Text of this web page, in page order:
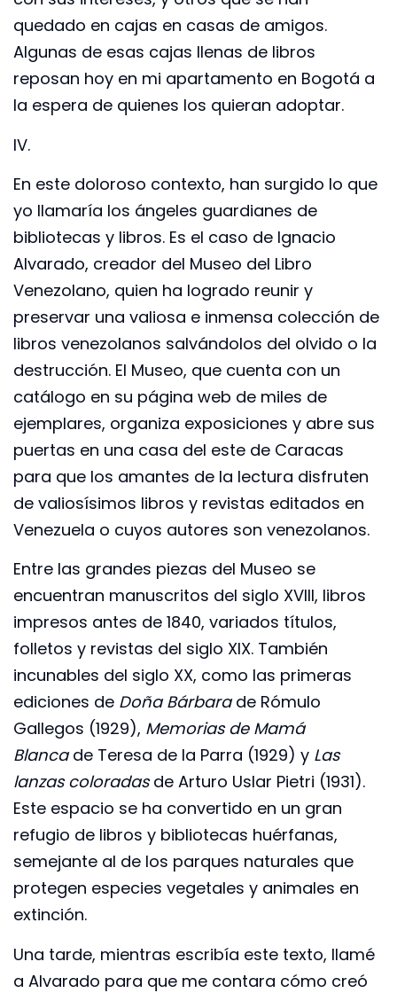
quedado en cajas en casas de amigos.
Algunas de esas cajas llenas de libros
reposan hoy en mi apartamento en Bogotá a
la espera de quienes los quieran adoptar.
IV.
En este doloroso contexto, han surgido lo que
yo llamaría los ángeles guardianes de
bibliotecas y libros. Es el caso de Ignacio
Alvarado, creador del Museo del Libro
Venezolano, quien ha logrado reunir y
preservar una valiosa e inmensa colección de
libros venezolanos salvándolos del olvido o la
destrucción. El Museo, que cuenta con un
catálogo en su página web de miles de
ejemplares, organiza exposiciones y abre sus
puertas en una casa del este de Caracas
para que los amantes de la lectura disfruten
de valiosísimos libros y revistas editados en
Venezuela o cuyos autores son venezolanos.
Entre las grandes piezas del Museo se
encuentran manuscritos del siglo XVIII, libros
impresos antes de 1840, variados títulos,
folletos y revistas del siglo XIX. También
incunables del siglo XX, como las primeras
ediciones de Doña Bárbarade Rómulo
Gallegos (1929), Memorias de Mamá
Blancade Teresa de la Parra (1929) y Las
lanzas coloradasde Arturo Uslar Pietri (1931).
Este espacio se ha convertido en un gran
refugio de libros y bibliotecas huérfanas,
semejante al de los parques naturales que
protegen especies vegetales y animales en
extinción.
Una tarde, mientras escribía este texto, llamé
a Alvarado para que me contara cómo creó